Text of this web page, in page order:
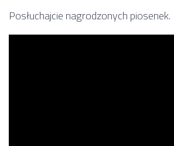
Posłuchajcie nagrodzonych piosenek.